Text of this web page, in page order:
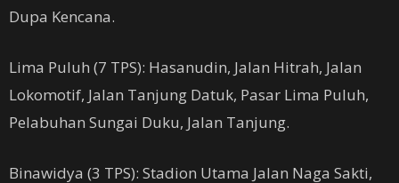
Dupa Kencana.
Lima Puluh (7 TPS): Hasanudin, Jalan Hitrah, Jalan
Lokomotif, Jalan Tanjung Datuk, Pasar Lima Puluh,
Pelabuhan Sungai Duku, Jalan Tanjung.
Binawidya (3 TPS): Stadion Utama Jalan Naga Sakti,